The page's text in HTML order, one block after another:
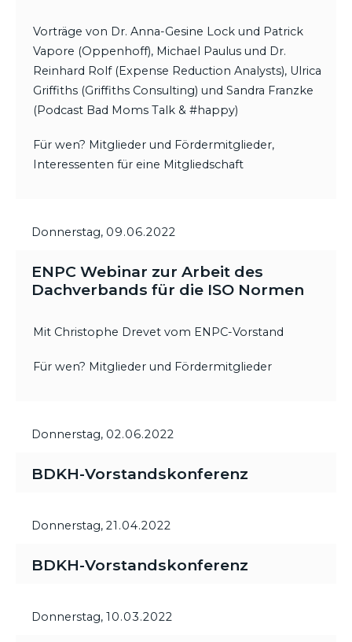
Vorträge von Dr. Anna-Gesine Lock und Patrick
Vapore (Oppenhoff), Michael Paulus und Dr.
Reinhard Rolf (Expense Reduction Analysts), Ulrica
Griffiths (Griffiths Consulting) und Sandra Franzke
(Podcast Bad Moms Talk & #happy)
Für wen? Mitglieder und Fördermitglieder,
Interessenten für eine Mitgliedschaft
Donnerstag, 09.06.2022
ENPC Webinar zur Arbeit des
Dachverbands für die ISO Normen
Mit Christophe Drevet vom ENPC-Vorstand
Für wen? Mitglieder und Fördermitglieder
Donnerstag, 02.06.2022
BDKH-Vorstandskonferenz
Donnerstag, 21.04.2022
BDKH-Vorstandskonferenz
Donnerstag, 10.03.2022